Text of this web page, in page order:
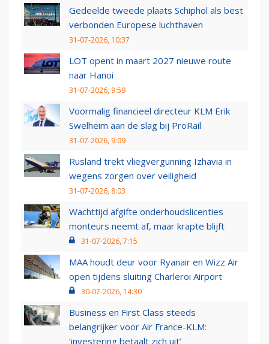
Gedeelde tweede plaats Schiphol als best
verbonden Europese luchthaven
31-07-2026, 10:37
LOT opent in maart 2027 nieuwe route
naar Hanoi
31-07-2026, 9:59
Voormalig financieel directeur KLM Erik
Swelheim aan de slag bij ProRail
31-07-2026, 9:09
Rusland trekt vliegvergunning Izhavia in
wegens zorgen over veiligheid
31-07-2026, 8:03
Wachttijd afgifte onderhoudslicenties
monteurs neemt af, maar krapte blijft
31-07-2026, 7:15
MAA houdt deur voor Ryanair en Wizz Air
open tijdens sluiting Charleroi Airport
30-07-2026, 14:30
Business en First Class steeds
belangrijker voor Air France-KLM:
‘investering betaalt zich uit’